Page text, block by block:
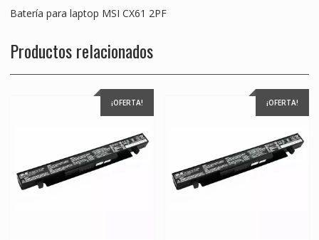
Batería para laptop MSI CX61 2PF
Productos relacionados
¡OFERTA! ¡OFERTA!